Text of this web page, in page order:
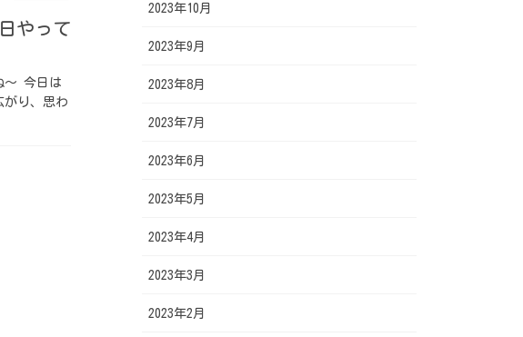
やって
〜 今日は
がり、思わ
2023年10月
2023年9月
2023年8月
2023年7月
2023年6月
2023年5月
2023年4月
2023年3月
2023年2月